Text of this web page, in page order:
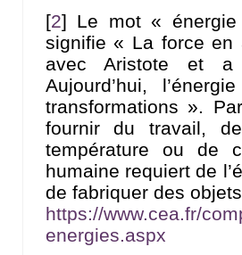
[2] Le mot «
signifie « La force en
avec Aristote et a
Aujourd’hui,
transformations ».
fournir du travail,
température ou de
humaine requiert de
de fabriquer des
https://www.cea.fr/
energies.aspx